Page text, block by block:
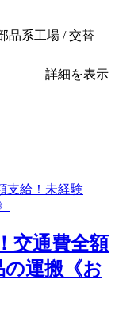
品系工場 / 交替
詳細を表示
交通費全額
運搬《お